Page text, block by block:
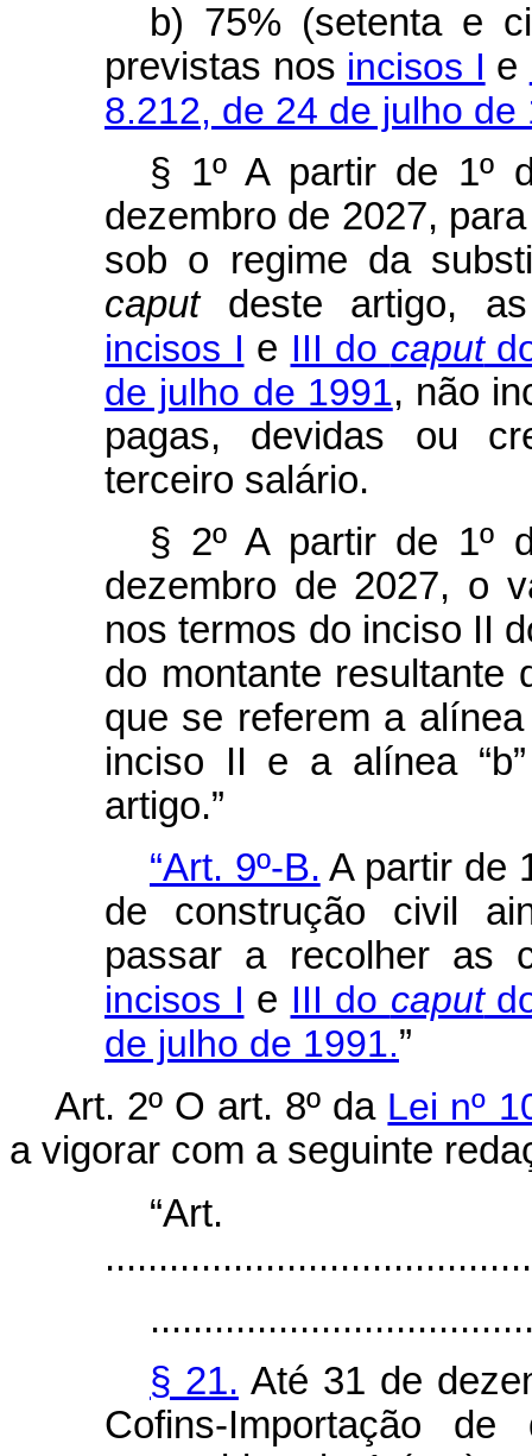
b) 75% (setenta e
previstas nos incisos I e
8.212, de 24 de julho de
§ 1º A partir de 1º
dezembro de 2027,
sob o regime da
caputdeste artigo, as
incisos I e III do caput
de julho de 1991, não
pagas, devidas ou
terceiro salário.
§ 2º A partir de 1º
dezembro de 2027, o
nos termos do inciso II
do montante resultante
que se referem a alínea
inciso II e a alínea
artigo.”
“Art. 9º-B. A partir de
de construção civil
passar a recolher as
incisos I e III do caput
de julho de 1991.”
Art. 2º O art. 8º da Lei nº
a vigorar com a seguinte
§ 21. Até 31 de
Cofins-Importação